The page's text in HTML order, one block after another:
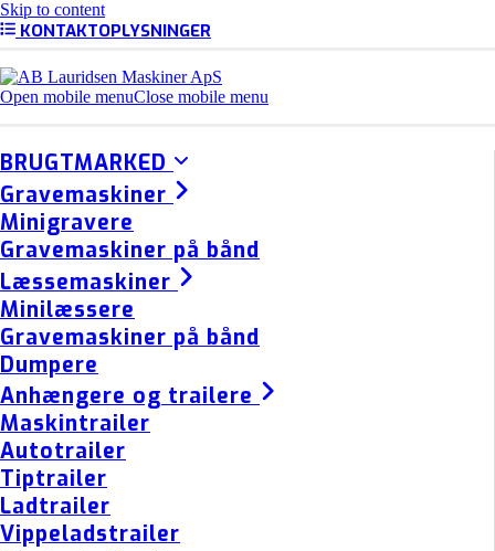
Skip to content
KONTAKTOPLYSNINGER
Open mobile menuClose mobile menu
BRUGTMARKED
Gravemaskiner
Minigravere
Gravemaskiner på bånd
Læssemaskiner
Minilæssere
Gravemaskiner på bånd
Dumpere
Anhængere og trailere
Maskintrailer
Autotrailer
Tiptrailer
Ladtrailer
Vippeladstrailer